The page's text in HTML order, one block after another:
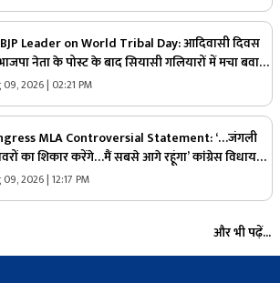
BJP Leader on World Tribal Day: आदिवासी दिवस
नेता के पोस्ट के बाद सियासी गलियारों में मचा बवाल,
ऐसा क्या कह दिया कि भड़के विपक्षी नेता
2026 | 02:21 PM
MLA Controversial Statement: ‘…जंगली
का शिकार करेंगे…मैं सबसे आगे रहूंगा’ कांग्रेस विधायक
विवादित बयान, वायरल हो रहा वीडियो
2026 | 12:17 PM
और भी पढ़ें...